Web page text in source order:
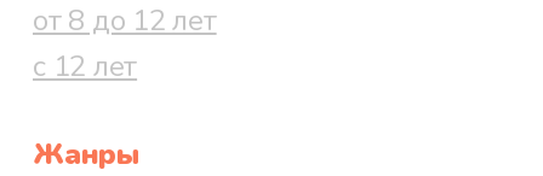
от 8 до 12 лет
с 12 лет
Жанры